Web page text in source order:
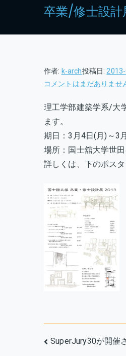
卒業/修士設
作者: k-arch投稿日:
卒
修
士
設
計
展
知
ら
せ
へ
の
コメントはまだありませ
理工学部建築学系/大
ます。
期日：3月4日(月)～
場所：国士舘大学世
詳しくは、下のポス
投
SuperJury30が開催